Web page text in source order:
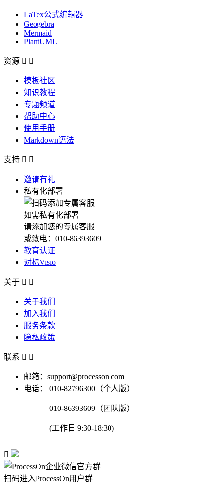
LaTex公式编辑器
Geogebra
Mermaid
PlantUML
资源  
模板社区
知识教程
专题频道
帮助中心
使用手册
Markdown语法
支持  
邀请有礼
私有化部署
如需私有化部署
请添加您的专属客服
或致电：010-86393609
教育认证
对标Visio
关于  
关于我们
加入我们
服务条款
隐私政策
联系  
邮箱：support@processon.com
电话：
010-82796300（个人版）
010-86393609（团队版）
(工作日 9:30-18:30)

扫码进入ProcessOn用户群